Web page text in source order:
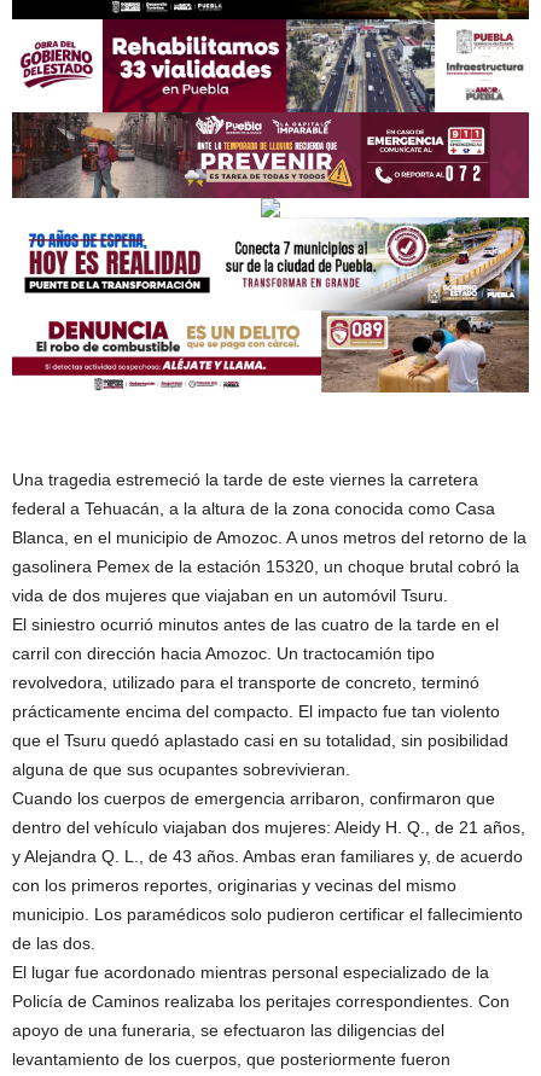
Una tragedia estremeció la tarde de este viernes la carretera
federal a Tehuacán, a la altura de la zona conocida como Casa
Blanca, en el municipio de Amozoc. A unos metros del retorno de la
gasolinera Pemex de la estación 15320, un choque brutal cobró la
vida de dos mujeres que viajaban en un automóvil Tsuru.
El siniestro ocurrió minutos antes de las cuatro de la tarde en el
carril con dirección hacia Amozoc. Un tractocamión tipo
revolvedora, utilizado para el transporte de concreto, terminó
prácticamente encima del compacto. El impacto fue tan violento
que el Tsuru quedó aplastado casi en su totalidad, sin posibilidad
alguna de que sus ocupantes sobrevivieran.
Cuando los cuerpos de emergencia arribaron, confirmaron que
dentro del vehículo viajaban dos mujeres: Aleidy H. Q., de 21 años,
y Alejandra Q. L., de 43 años. Ambas eran familiares y, de acuerdo
con los primeros reportes, originarias y vecinas del mismo
municipio. Los paramédicos solo pudieron certificar el fallecimiento
de las dos.
El lugar fue acordonado mientras personal especializado de la
Policía de Caminos realizaba los peritajes correspondientes. Con
apoyo de una funeraria, se efectuaron las diligencias del
levantamiento de los cuerpos, que posteriormente fueron